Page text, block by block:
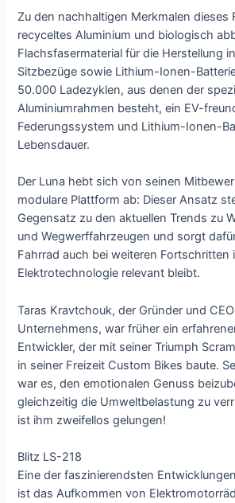
Zu den nachhaltigen Merkmalen dieses
recyceltes Aluminium und biologisch
Flachsfasermaterial für die Herstellung
Sitzbezüge sowie Lithium-Ionen-
50.000 Ladezyklen, aus denen der
Aluminiumrahmen besteht, ein EV-
Federungssystem und Lithium-Ionen-
Lebensdauer.
Der Luna hebt sich von seinen
modulare Plattform ab: Dieser Ansatz
Gegensatz zu den aktuellen Trends zu
und Wegwerffahrzeugen und sorgt
Fahrrad auch bei weiteren Fortschritten
Elektrotechnologie relevant bleibt.
Taras Kravtchouk, der Gründer und
Unternehmens, war früher ein
Entwickler, der mit seiner Triumph
in seiner Freizeit Custom Bikes baute.
war es, den emotionalen Genuss
gleichzeitig die Umweltbelastung zu
ist ihm zweifellos gelungen!
Blitz LS-218
Eine der faszinierendsten
ist das Aufkommen von